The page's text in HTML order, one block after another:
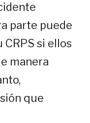
parte puede
si ellos
manera
que